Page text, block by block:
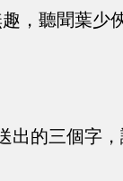
，聽聞葉少
出的三個字